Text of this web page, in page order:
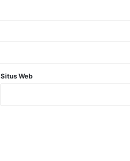
Situs Web